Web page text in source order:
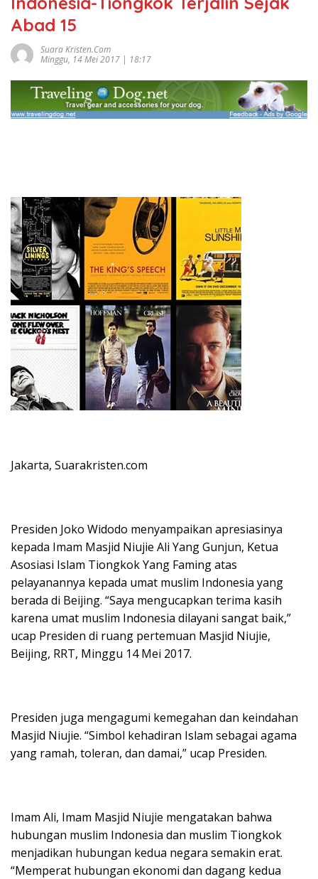
Abad 15
Suara Kristen.com
Minggu, 14 Mei 2017 | 18:17
Jakarta, Suarakristen.com
Presiden Joko Widodo menyampaikan apresiasinya
kepada Imam Masjid Niujie Ali Yang Gunjun, Ketua
Asosiasi Islam Tiongkok Yang Faming atas
pelayanannya kepada umat muslim Indonesia yang
berada di Beijing. “Saya mengucapkan terima kasih
karena umat muslim Indonesia dilayani sangat baik,”
ucap Presiden di ruang pertemuan Masjid Niujie,
Beijing, RRT, Minggu 14 Mei 2017.
Presiden juga mengagumi kemegahan dan keindahan
Masjid Niujie. “Simbol kehadiran Islam sebagai agama
yang ramah, toleran, dan damai,” ucap Presiden.
Imam Ali, Imam Masjid Niujie mengatakan bahwa
hubungan muslim Indonesia dan muslim Tiongkok
menjadikan hubungan kedua negara semakin erat.
“Memperat hubungan ekonomi dan dagang kedua